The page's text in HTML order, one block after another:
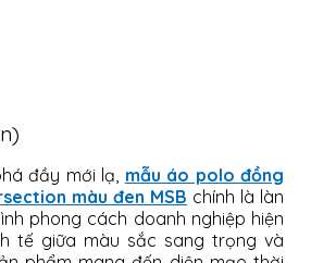
đầy mới lạ, mẫu áo polo đồng
màu đen MSB chính là làn
phong cách doanh nghiệp hiện
tế giữa màu sắc sang trọng và